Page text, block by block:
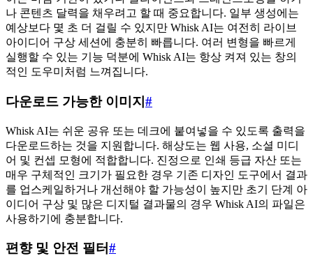
나 콘텐츠 달력을 채우려고 할 때 중요합니다. 일부 생성에는
예상보다 몇 초 더 걸릴 수 있지만 Whisk AI는 여전히 라이브
아이디어 구상 세션에 충분히 빠릅니다. 여러 변형을 빠르게
실행할 수 있는 기능 덕분에 Whisk AI는 항상 켜져 있는 창의
적인 도우미처럼 느껴집니다.
다운로드 가능한 이미지 #
Whisk AI는 쉬운 공유 또는 데크에 붙여넣을 수 있도록 출력을
다운로드하는 것을 지원합니다. 해상도는 웹 사용, 소셜 미디
어 및 컨셉 모형에 적합합니다. 진정으로 인쇄 등급 자산 또는
매우 구체적인 크기가 필요한 경우 기존 디자인 도구에서 결과
를 업스케일하거나 개선해야 할 가능성이 높지만 초기 단계 아
이디어 구상 및 많은 디지털 결과물의 경우 Whisk AI의 파일은
사용하기에 충분합니다.
편향 및 안전 필터#